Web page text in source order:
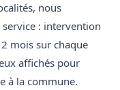
nous
: intervention
mois sur chaque
affichés pour
à la commune.